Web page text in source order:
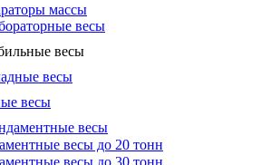
массы
весы
весы
весы
весы
весы
весы до 20 тонн
весы до 30 тонн